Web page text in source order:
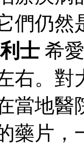
們仍
士 希
右。
當地
藥片，